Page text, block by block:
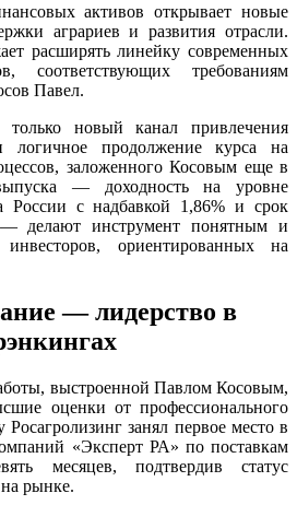
активов открывает новые
аграриев и развития отрасли.
расширять линейку современных
соответствующих требованиям
Павел.
новый канал привлечения
логичное продолжение курса на
заложенного Косовым еще в
— доходность на уровне
России с надбавкой 1,86% и срок
делают инструмент понятным и
ориентированных на
—лидерство в
выстроенной Павлом Косовым,
оценки от профессионального
занял первое место в
«Эксперт РА» по поставкам
месяцев, подтвердив статус
рынке.